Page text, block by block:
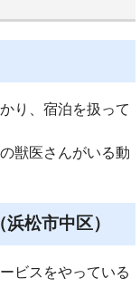
り、宿泊を扱って
獣医さんがいる動
松市中区）
ビスをやっている